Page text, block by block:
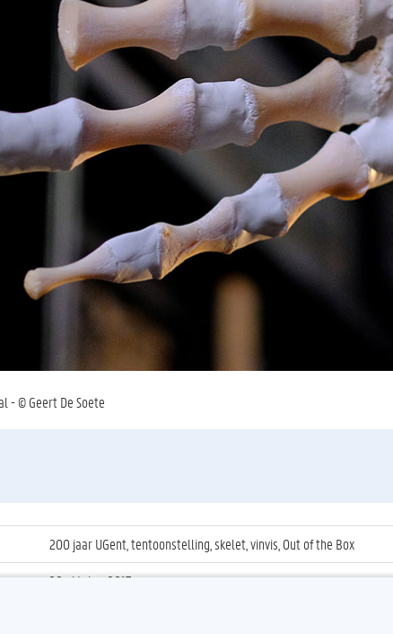
- © Geert De Soete
200 jaar UGent, tentoonstelling, skelet, vinvis, Out of the Box
28 oktober 2017